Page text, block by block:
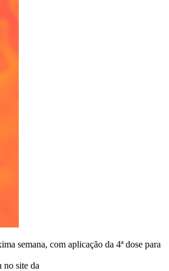
semana, com aplicação da 4ª dose para
no site da